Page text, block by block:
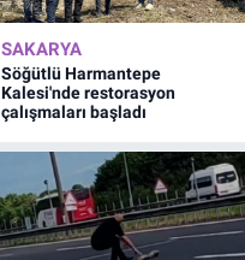
SAKARYA
Söğütlü Harmantepe
Kalesi'nde restorasyon
çalışmaları başladı